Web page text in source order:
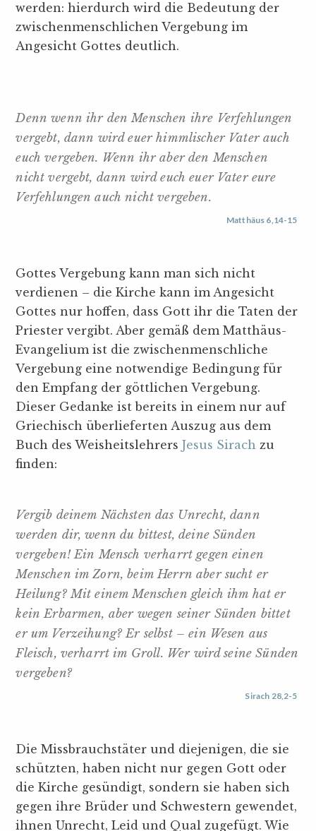
werden: hierdurch wird die Bedeutung der
zwischenmenschlichen Vergebung im
Angesicht Gottes deutlich.
Denn wenn ihr den Menschen ihre Verfehlungen
vergebt, dann wird euer himmlischer Vater auch
euch vergeben. Wenn ihr aber den Menschen
nicht vergebt, dann wird euch euer Vater eure
Verfehlungen auch nicht vergeben.
Matthäus 6,14-15
Gottes Vergebung kann man sich nicht
verdienen – die Kirche kann im Angesicht
Gottes nur hoffen, dass Gott ihr die Taten der
Priester vergibt. Aber gemäß dem Matthäus-
Evangelium ist die zwischenmenschliche
Vergebung eine notwendige Bedingung für
den Empfang der göttlichen Vergebung.
Dieser Gedanke ist bereits in einem nur auf
Griechisch überlieferten Auszug aus dem
Buch des WeisheitslehrersJesus Sirach zu
finden:
Vergib deinem Nächsten das Unrecht, dann
werden dir, wenn du bittest, deine Sünden
vergeben! Ein Mensch verharrt gegen einen
Menschen im Zorn, beim Herrn aber sucht er
Heilung? Mit einem Menschen gleich ihm hat er
kein Erbarmen, aber wegen seiner Sünden bittet
er um Verzeihung? Er selbst – ein Wesen aus
Fleisch, verharrt im Groll. Wer wird seine Sünden
vergeben?
Sirach 28,2-5
Die Missbrauchstäter und diejenigen, die sie
schützten, haben nicht nur gegen Gott oder
die Kirche gesündigt, sondern sie haben sich
gegen ihre Brüder und Schwestern gewendet,
ihnen Unrecht, Leid und Qual zugefügt. Wie